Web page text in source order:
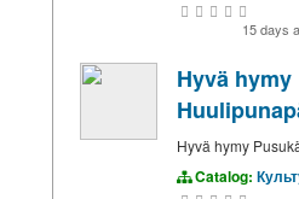
15 days
Hyvä hymy
Hyvä hymy
Catalog: